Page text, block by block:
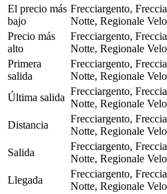
El precio más
bajo
Frecciargento,
Notte, Regionale
Precio más
alto
Frecciargento,
Notte, Regionale
Primera
salida
Frecciargento,
Notte, Regionale
Última salida
Frecciargento,
Notte, Regionale
Distancia
Frecciargento,
Notte, Regionale
Salida
Frecciargento,
Notte, Regionale
Llegada
Frecciargento,
Notte, Regionale